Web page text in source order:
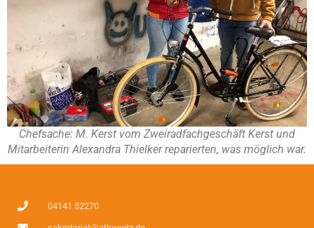
Chefsache: M. Kerst vom Zweiradfachgeschäft Kerst und
Mitarbeiterin Alexandra Thielker reparierten, was möglich war.
04141 52270